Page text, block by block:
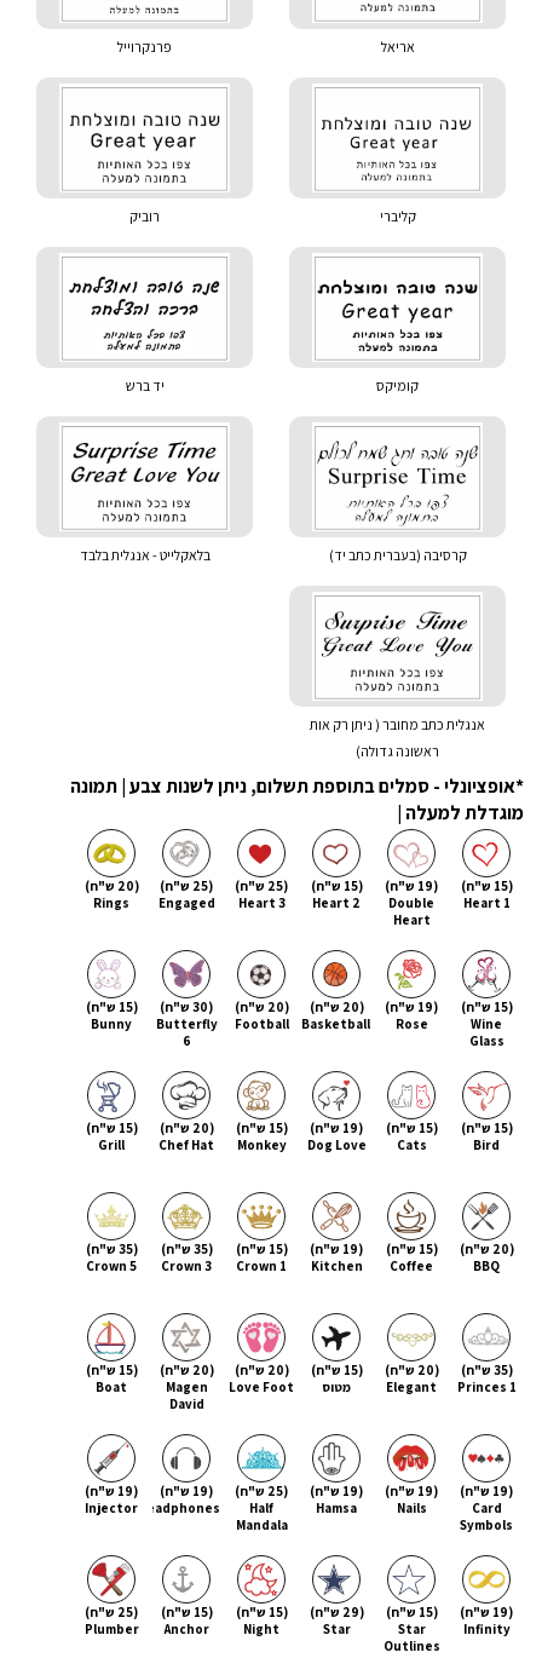
אריאל פרנקרוייל
קליברי רוביק
קומיקס יד ברש
קרסיבה (בעברית כתב יד) בלאקלייט - אנגלית בלבד
אנגלית כתב מחובר ( ניתן רק אות
ראשונה גדולה)
*אופציונלי - סמלים בתוספת תשלום, ניתן לשנות צבע | תמונה
מוגדלת למעלה |
(15 ש"ח)
Heart 1
(19 ש"ח)
Double
Heart
(15 ש"ח)
Heart 2
(25 ש"ח)
Heart 3
(25 ש"ח)
Engaged
(20 ש"ח)
Rings
(15 ש"ח)
Wine
Glass
(19 ש"ח)
Rose
(20 ש"ח)
Basketball
(20 ש"ח)
Football
(30 ש"ח)
Butterfly
6
(15 ש"ח)
Bunny
(15 ש"ח)
Bird
(15 ש"ח)
Cats
(19 ש"ח)
Dog Love
(15 ש"ח)
Monkey
(20 ש"ח)
Chef Hat
(15 ש"ח)
Grill
(20 ש"ח)
BBQ
(15 ש"ח)
Coffee
(19 ש"ח)
Kitchen
(15 ש"ח)
Crown 1
(35 ש"ח)
Crown 3
(35 ש"ח)
Crown 5
(35 ש"ח)
Princes 1
(20 ש"ח)
Elegant
(15 ש"ח)
מטוס
(20 ש"ח)
Love Foot
(20 ש"ח)
Magen
David
(15 ש"ח)
Boat
(19 ש"ח)
Card
Symbols
(19 ש"ח)
Nails
(19 ש"ח)
Hamsa
(25 ש"ח)
Half
Mandala
(19 ש"ח)
Headphones
(19 ש"ח)
Injector
(19 ש"ח)
Infinity
(15 ש"ח)
Star
Outlines
(29 ש"ח)
Star
(15 ש"ח)
Night
(15 ש"ח)
Anchor
(25 ש"ח)
Plumber